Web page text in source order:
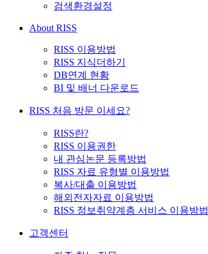
검색환경설정
About RISS
RISS 이용방법
RISS 지식더하기
DB연계 현황
BI 및 배너 다운로드
RISS 처음 방문 이세요?
RISS란?
RISS 이용권한
내 관심논문 등록방법
RISS 자료 유형별 이용방법
복사/대출 이용방법
해외전자자료 이용방법
RISS 정보취약계층 서비스 이용방법
고객센터